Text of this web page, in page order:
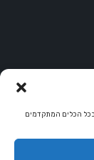
הכלים המתקדמים